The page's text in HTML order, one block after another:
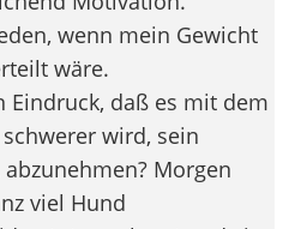
wenn mein Gewicht
wäre.
Eindruck, daß es mit dem
wird, sein
Morgen
viel Hund